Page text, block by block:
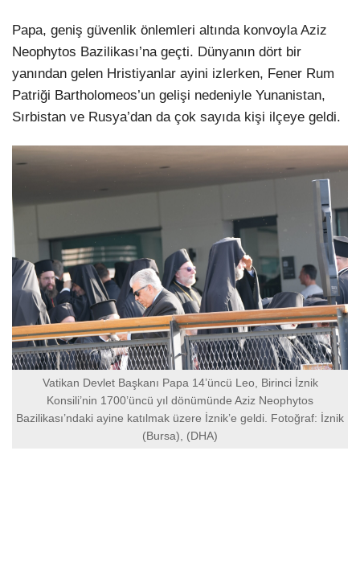
Papa, geniş güvenlik önlemleri altında konvoyla Aziz
Neophytos Bazilikası’na geçti. Dünyanın dört bir
yanından gelen Hristiyanlar ayini izlerken, Fener Rum
Patriği Bartholomeos’un gelişi nedeniyle Yunanistan,
Sırbistan ve Rusya’dan da çok sayıda kişi ilçeye geldi.
Vatikan Devlet Başkanı Papa 14’üncü Leo, Birinci İznik
Konsili’nin 1700’üncü yıl dönümünde Aziz Neophytos
Bazilikası’ndaki ayine katılmak üzere İznik’e geldi. Fotoğraf: İznik
(Bursa), (DHA)